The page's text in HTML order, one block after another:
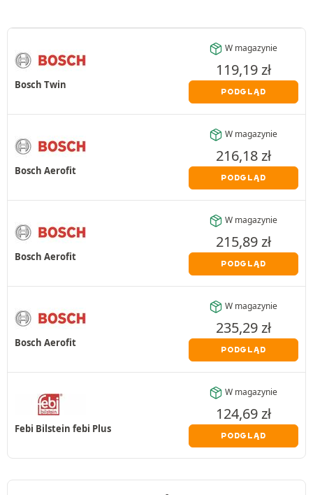
Bosch Twin
W magazynie
119,19zł
PODGLĄD
Bosch Aerofit
W magazynie
216,18zł
PODGLĄD
Bosch Aerofit
W magazynie
215,89zł
PODGLĄD
Bosch Aerofit
W magazynie
235,29zł
PODGLĄD
Febi Bilstein febi Plus
W magazynie
124,69zł
PODGLĄD